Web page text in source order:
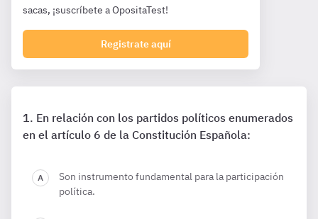
sacas, ¡suscríbete a OpositaTest!
Registrate aquí
En relación con los partidos políticos enumerados
en el artículo 6 de la Constitución Española:
Son instrumento fundamental para la participación
política.